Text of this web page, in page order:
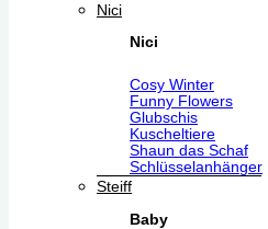
Nici
Nici
Cosy Winter
Funny Flowers
Glubschis
Kuscheltiere
Shaun das Schaf
Schlüsselanhänger
Steiff
Baby